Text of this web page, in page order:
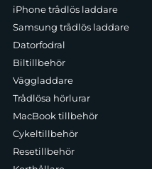
iPhone trådlös laddare
Samsung trådlös laddare
Datorfodral
Biltillbehör
Väggladdare
Trådlösa hörlurar
MacBook tillbehör
Cykeltillbehör
Resetillbehör